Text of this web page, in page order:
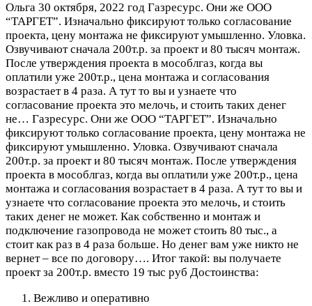
Ольга 30 октября, 2022 год Газресурс. Они же ООО
“ТАРГЕТ”. Изначально фиксируют только согласование
проекта, цену монтажа не фиксируют умышленно. Уловка.
Озвучивают сначала 200т.р. за проект и 80 тысяч монтаж.
После утверждения проекта в мособлгаз, когда вы
оплатили уже 200т.р., цена монтажа и согласования
возрастает в 4 раза. А тут то вы и узнаете что
согласование проекта это мелочь, и стоить таких денег
не… Газресурс. Они же ООО “ТАРГЕТ”. Изначально
фиксируют только согласование проекта, цену монтажа не
фиксируют умышленно. Уловка. Озвучивают сначала
200т.р. за проект и 80 тысяч монтаж. После утверждения
проекта в мособлгаз, когда вы оплатили уже 200т.р., цена
монтажа и согласования возрастает в 4 раза. А тут то вы и
узнаете что согласование проекта это мелочь, и стоить
таких денег не может. Как собственно и монтаж и
подключение газопровода не может стоить 80 тыс., а
стоит как раз в 4 раза больше. Но денег вам уже никто не
вернет – все по договору…. Итог такой: вы получаете
проект за 200т.р. вместо 19 тыс руб Достоинства:
Вежливо и оперативно